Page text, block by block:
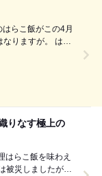
らこ飯がこの4月
ますが。 はら
海老に熱が通り切
りなす極上の
はらこ飯を味わえ
被災しましたが、